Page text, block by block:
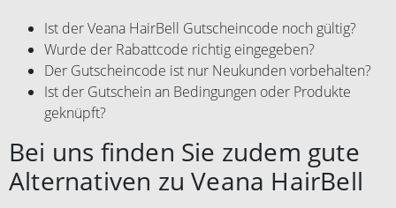
Ist der Veana HairBell Gutscheincode noch gültig?
Wurde der Rabattcode richtig eingegeben?
Der Gutscheincode ist nur Neukunden vorbehalten?
Ist der Gutschein an Bedingungen oder Produkte
geknüpft?
Bei uns finden Sie zudem gute
Alternativen zu Veana HairBell